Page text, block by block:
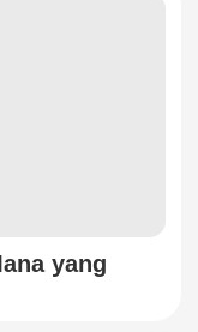
yang